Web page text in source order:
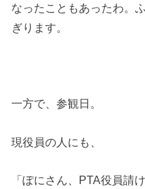
なったこともあったわ。
ぎります。
一方で、参観日。
現役員の人にも、
「ぽにさん、PTA役員請